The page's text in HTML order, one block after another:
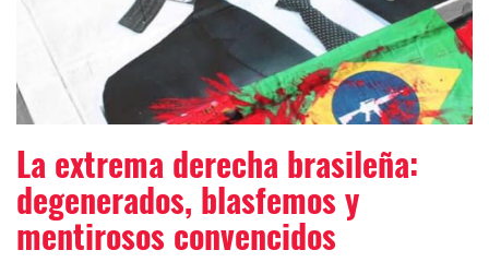
La extrema derecha brasileña:
degenerados, blasfemos y
mentirosos convencidos